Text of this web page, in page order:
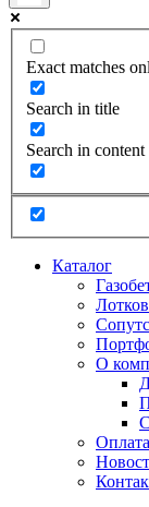
Exact matches
Search in title
Search in content
Каталог
О